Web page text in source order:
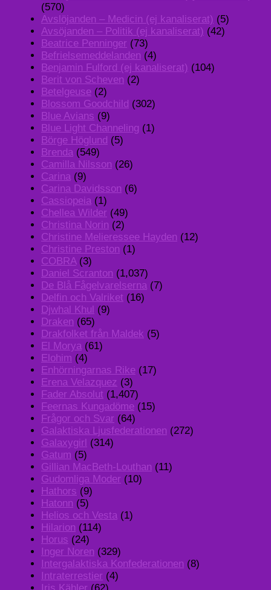
(570)
Avslöjanden – Medicin (ej kanaliserat) (5)
Avsöjanden – Politik (ej kanaliserat) (42)
Beatrice Penninger (73)
Befrielsemeddelanden (4)
Benjamin Fulford (ej kanaliserat) (104)
Berit von Scheven (2)
Betelgeuse (2)
Blossom Goodchild (302)
Blue Avians (9)
Blue Light Channeling (1)
Börge Höglund (5)
Brenda (549)
Camilla Nilsson (26)
Carina (9)
Carina Davidsson (6)
Cassiopeia (1)
Chellea Wilder (49)
Christina Norin (2)
Christine Melieressee Hayden (12)
Christine Preston (1)
COBRA(3)
Daniel Scranton (1,037)
De Blå Fågelvarelserna (7)
Delfin och Valriket (16)
Djwhal Khul (9)
Draken (65)
Drakfolket från Maldek (5)
El Morya (61)
Elohim (4)
Enhörningarnas Rike (17)
Erena Velazquez (3)
Fader Absolut (1,407)
Feernas Kungadöme (15)
Frågor och Svar (64)
Galaktiska Ljusfederationen (272)
Galaxygirl (314)
Gatum (5)
Gillian MacBeth-Louthan (11)
Gudomliga Moder (10)
Hathors (9)
Hatonn (5)
Helios och Vesta (1)
Hilarion (114)
Horus (24)
Inger Noren (329)
Intergalaktiska Konfederationen (8)
Intraterrestier (4)